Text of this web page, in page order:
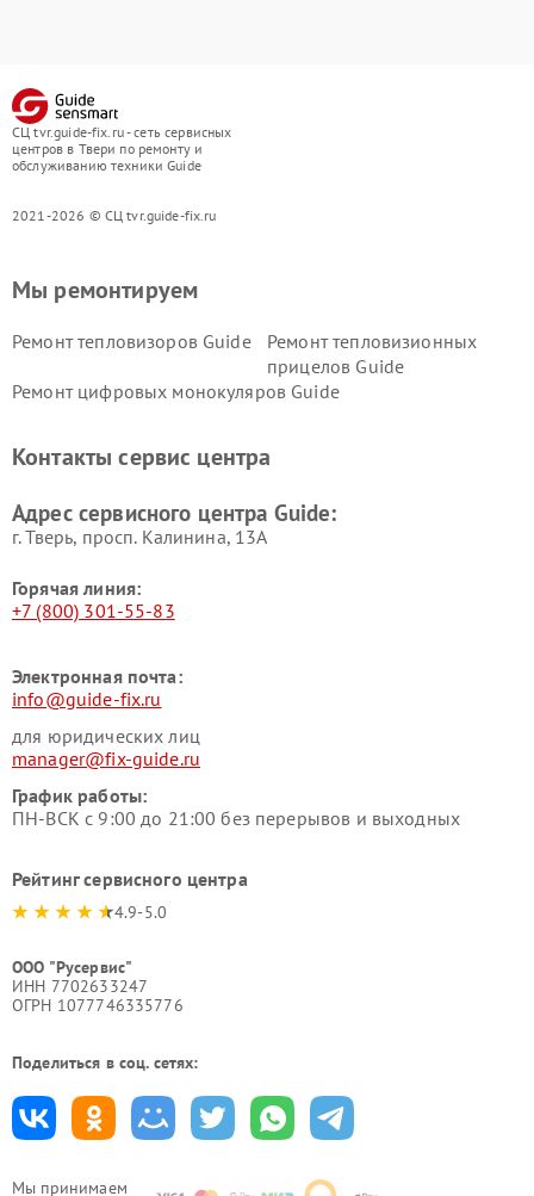
СЦ tvr.guide-fix.ru - сеть сервисных
центров в Твери по ремонту и
обслуживанию техники Guide
2021-2026 © СЦ tvr.guide-fix.ru
Мы принимаем
Мы ремонтируем
Ремонт тепловизоров Guide
Ремонт тепловизионных
прицелов Guide
Ремонт цифровых монокуляров Guide
Контакты сервис центра
Адрес сервисного центра Guide:
г. Тверь, просп. Калинина, 13А
Горячая линия:
+7 (800) 301-55-83
Электронная почта:
info@guide-fix.ru
для юридических лиц
manager@fix-guide.ru
График работы:
ПН-ВСК с 9:00 до 21:00 без перерывов и выходных
Рейтинг сервисного центра
4.9-5.0
ООО "Русервис"
ИНН 7702633247
ОГРН 1077746335776
Поделиться в соц. сетях: